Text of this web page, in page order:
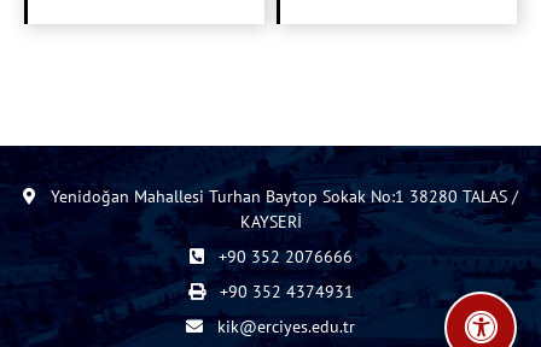
Yenidoğan Mahallesi Turhan Baytop Sokak No:1 38280 TALAS /
KAYSERİ
+90 352 2076666
+90 352 4374931
kik@erciyes.edu.tr